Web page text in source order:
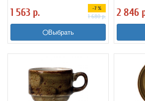
1 563 р. -7 %
1 680р.
Выбрать
2 846